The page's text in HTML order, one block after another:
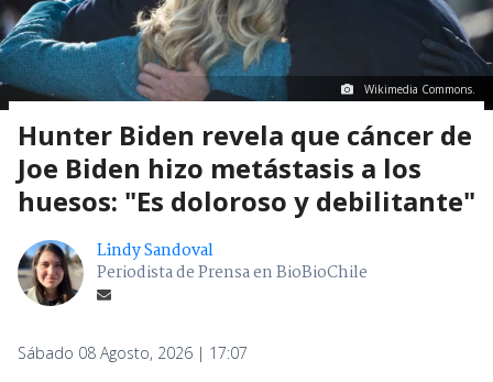
Wikimedia Commons.
Hunter Biden revela que cáncer de
Joe Biden hizo metástasis a los
huesos: "Es doloroso y debilitante"
Lindy Sandoval
Periodista de Prensa en BioBioChile
Sábado 08 Agosto, 2026 | 17:07